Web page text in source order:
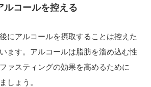
ルコールを控える
にアルコールを摂取することは控えた
ます。アルコールは脂肪を溜め込む性
ァスティングの効果を高めるために
しょう。